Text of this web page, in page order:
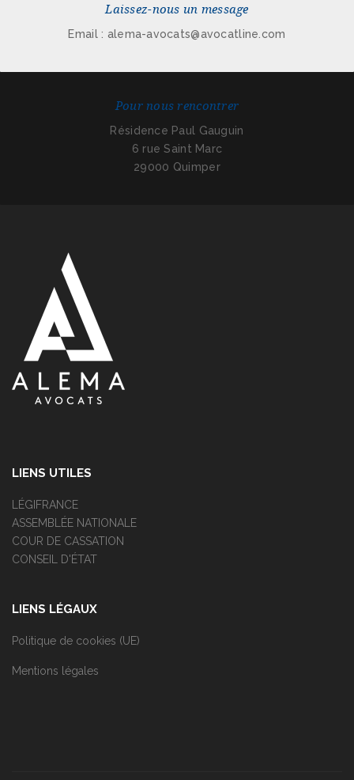
Laissez-nous un message
Email : alema-avocats@avocatline.com
Pour nous rencontrer
Résidence Paul Gauguin
6 rue Saint Marc
29000 Quimper
LIENS UTILES
LÉGIFRANCE
ASSEMBLÉE NATIONALE
COUR DE CASSATION
CONSEIL D'ÉTAT
LIENS LÉGAUX
Politique de cookies (UE)
Mentions légales